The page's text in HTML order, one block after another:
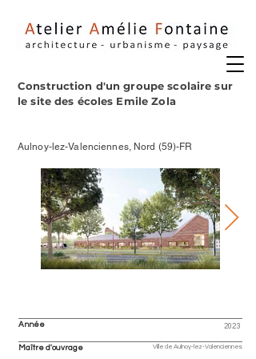
Construction d'un groupe scolaire sur
le site des écoles Emile Zola
Aulnoy-lez-Valenciennes, Nord (59)-FR
Année 2023
Maître d'ouvrage Ville de Aulnoy-lez-Valenciennes